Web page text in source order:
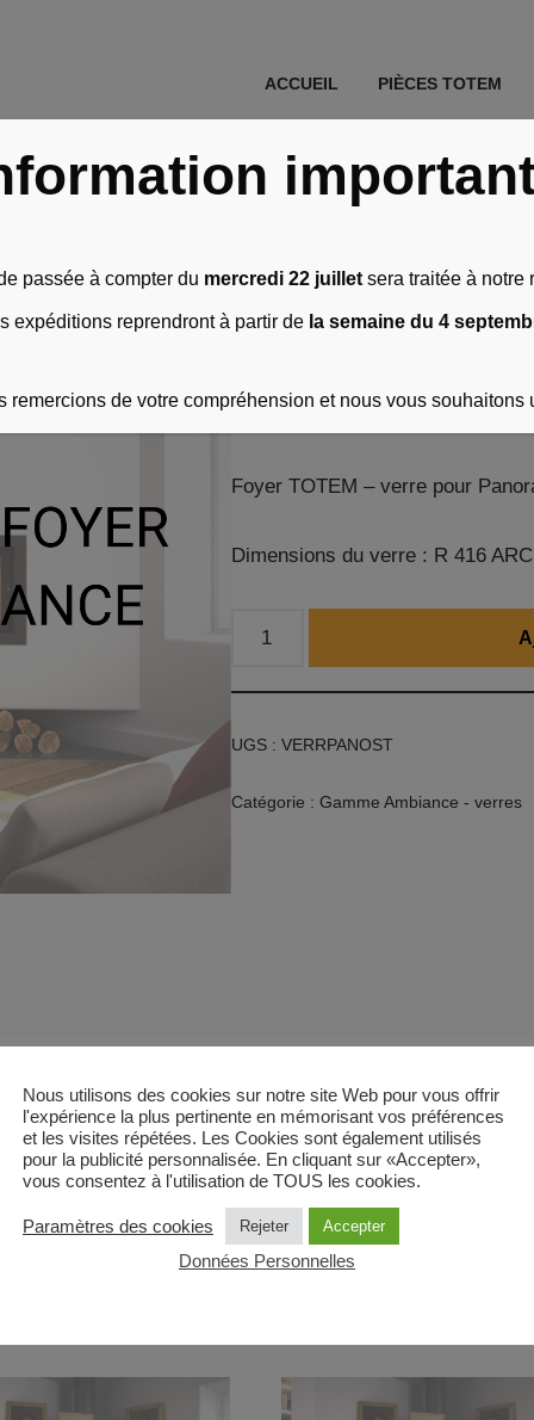
ACCUEIL PIÈCES TOTEM
Verre pour Panoramique 900 Ambiance –
Verre pour
Ambiance –
Foyer TOTEM – verre pour
Dimensions du verre : R 416
UGS : VERRPANOST
Catégorie : Gamme Ambiance - verres
pour cet article. Le délai de livraison de ces verres
Monaco) uniquement. Si livraison hors France
Nous utilisons des cookies sur notre site Web pour vous offrir
l'expérience la plus pertinente en mémorisant vos préférences
et les visites répétées. Les Cookies sont également utilisés
pour la publicité personnalisée. En cliquant sur «Accepter»,
vous consentez à l'utilisation de TOUS les cookies.
Paramètres des cookies Rejeter Accepter
Données Personnelles
passée à compter du mercredi 22 juillet sera traitée à notre
expéditions reprendront à partir de la semaine du 4
remercions de votre compréhension et nous vous souhaitons